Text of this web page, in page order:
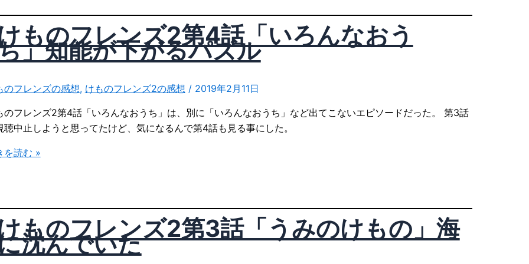
ものフレンズ2第4話「いろんなおう
」知能が下がるパズル
のフレンズの感想, けものフレンズ2の感想 / 2019年2月11日
のフレンズ2第4話「いろんなおうち」は、別に「いろんなおうち」など出てこないエピソードだった。 第3話
聴中止しようと思ってたけど、気になるんで第4話も見る事にした。
を読む »
ものフレンズ2第3話「うみのけもの」海
沈んでいた